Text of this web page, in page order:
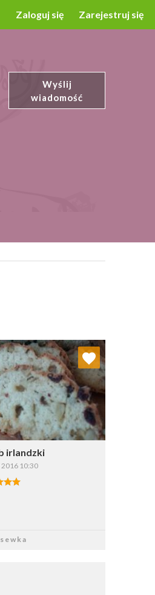
Zaloguj się Zarejestruj się
Wyślij
wiadomość
irlandzki
2016 10:30
Dodaj do ulubionych
Wybierz listę: